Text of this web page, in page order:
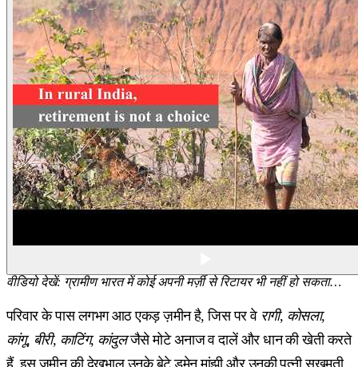
वीडियो देखें: ग्रामीण भारत में कोई अपनी मर्ज़ी से रिटायर भी नहीं हो सकता…
परिवार के पास लगभग आठ एकड़ ज़मीन है, जिस पर वे रागी, कोसला,
कांगू, बीरी, काटिंग, कांदुलजैसे मोटे अनाज व दालें और धान की खेती करते
हैं. इस ज़मीन की देखभाल उनके बेटे डुमेन मांझी और उनकी पत्नी सुखमती